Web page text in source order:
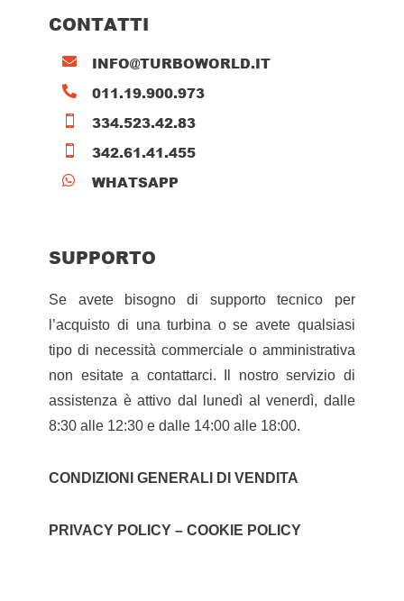
CONTATTI
 INFO@TURBOWORLD.IT
 011.19.900.973
 334.523.42.83
 342.61.41.455
 WHATSAPP
SUPPORTO
Se avete bisogno di supporto tecnico per
l’acquisto di una turbina o se avete qualsiasi
tipo di necessità commerciale o amministrativa
non esitate a contattarci. Il nostro servizio di
assistenza è attivo dal lunedì al venerdì, dalle
8:30 alle 12:30 e dalle 14:00 alle 18:00.
CONDIZIONI GENERALI DI VENDITA
PRIVACY POLICY – COOKIE POLICY